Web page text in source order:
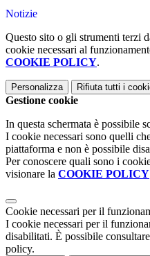
Notizie
Questo sito o gli strumenti terzi
cookie necessari al
COOKIE POLICY.
Personalizza Rifiuta tutti i
Gestione cookie
In questa schermata è possibile
I cookie necessari sono quelli
piattaforma e non è possibile
Per conoscere quali sono i
visionare la COOKIE POLICY
Cookie necessari per il
I cookie necessari per il
disabilitati. È possibile
policy.